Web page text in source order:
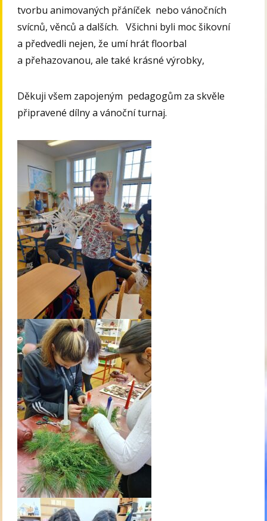
tvorbu animovaných přáníček nebo vánočních
svícnů, věnců a dalších. Všichni byli moc šikovní
a předvedli nejen, že umí hrát floorbal
a přehazovanou, ale také krásné výrobky,
Děkuji všem zapojeným pedagogům za skvěle
připravené dílny a vánoční turnaj.